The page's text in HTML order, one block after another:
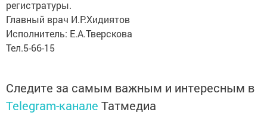
регистратуры.
Главный врач И.Р.Хидиятов
Исполнитель: Е.А.Тверскова
Тел.5-66-15
Следите за самым важным и интересным в
Telegram-канале Татмедиа